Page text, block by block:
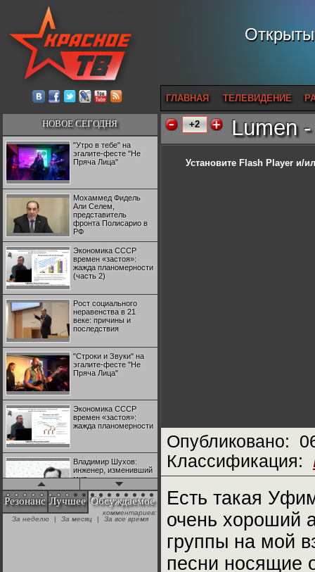
ГЛАВНАЯ ТЕЛЕВИДЕНИЕ
НОВОЕ СЕГОДНЯ
"Утро в тебе" на
эгалите-фесте "Не
Пряча Лица"
Мохаммед Фидель
Али Селем,
представитель
фронта Полисарио в
РФ
Экономика СССР
времен «застоя»:
жажда планомерности
(часть 2)
Рост социального
неравенства в 21
веке: причины и
последствия
"Строки и Звуки" на
эгалите-фесте "Не
Пряча Лица"
Экономика СССР
времен «застоя»:
жажда планомерности
Владимир Шухов:
инженер, изменивший
мир
"Аркадий Коц" на
эгалите-фесте "Не
Резонанс Лучшее Обсуждаемое
комментариев:
За неделю
| За месяц | За все время
+2 Lumen
Установите Flash Player и/
Опубликовано:
Классификация:
Есть такая
очень хороший
группы на мой
песни носящие